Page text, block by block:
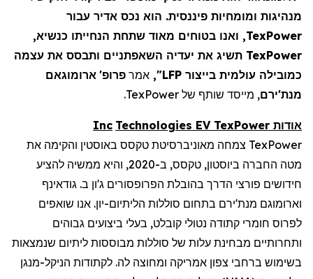
מנהיגות ומומחיות פיננסית. הוא נכס אדיר עבור
TexPower, ואנו בטוחים מאוד שתחת הנחייתו כנשיא,
TexPower תשיג את יעדיה השאפתניים ותבסס את עצמה
כמובילה עולמית בייצור LFP",
אמר פרופ' ארומוגאם
מנת'ירם, מייסד שותף של TexPower
.
אודות TexPower
EV
Technologies
Inc
TexPower צמחה מאוניברסיטת טקסס באוסטין והקימה את
מטה החברה ביוסטון, טקסס, ב-2020, והיא ממשיה להציע
חידושים פורצי הדרך בהובלת הפרופסורים ג'ון ב. גודאינף
וארומוגם מנת'ירם בתחום סוללות הליתיום-יון. אנו שואפים
לפרוס חומרי קתודה נטולי קובלט, בעלי ביצועים גבוהים
ותחרותיים מבחינת עלות של סוללות מבוססות ליתיום שנמצאות
בשימוש ברחבי צפון אמריקה ומחוצה לה. לקתודות הניקל-מנגן